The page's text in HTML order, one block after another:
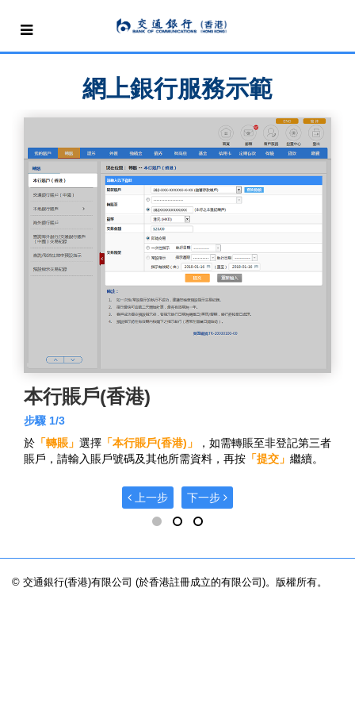
網上銀行服務示範
本行賬戶(香港)
步驟 1/3
於 「轉賬」 選擇 「本行賬戶(香港)」
，如需轉賬至非登記第三者
賬戶，請輸入賬戶號碼及其他所需資料，再按 「提交」 繼續。
上一步 下一步
© 交通銀行(香港)有限公司 (於香港註冊成立的有限公司)。版權所有。